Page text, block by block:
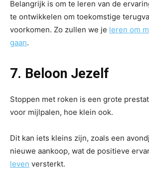
Belangrijk is om te leren van de
te ontwikkelen om toekomstige
voorkomen. Zo zullen we je leren om
gaan.
7. Beloon Jezelf
Stoppen met roken is een grote
voor mijlpalen, hoe klein ook.
Dit kan iets kleins zijn, zoals een
nieuwe aankoop, wat de positieve
leven versterkt.